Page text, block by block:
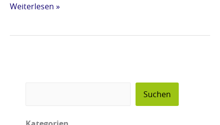
Weiterlesen »
Suchen